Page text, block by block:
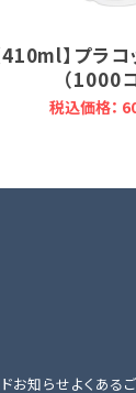
410ml】プラ
（1000
税込価格：
お知らせよくある